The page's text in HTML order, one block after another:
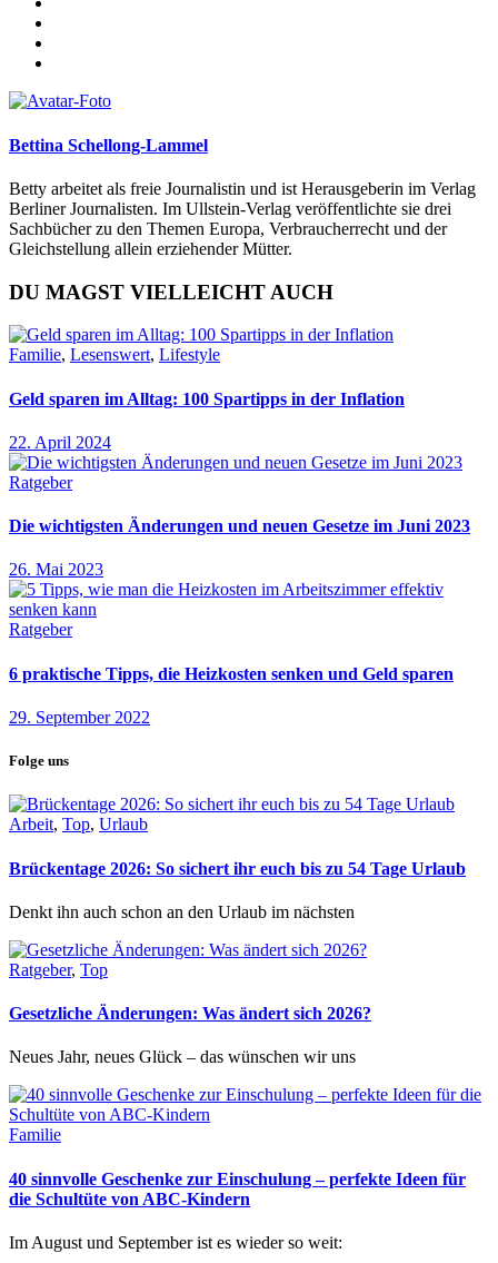
Bettina Schellong-Lammel
Betty arbeitet als freie Journalistin und ist Herausgeberin im Verlag
Berliner Journalisten. Im Ullstein-Verlag veröffentlichte sie drei
Sachbücher zu den Themen Europa, Verbraucherrecht und der
Gleichstellung allein erziehender Mütter.
DU MAGST VIELLEICHT AUCH
Familie, Lesenswert, Lifestyle
Geld sparen im Alltag: 100 Spartipps in der Inflation
22. April 2024
Ratgeber
Die wichtigsten Änderungen und neuen Gesetze im Juni 2023
26. Mai 2023
Ratgeber
6 praktische Tipps, die Heizkosten senken und Geld sparen
29. September 2022
Folge uns
Arbeit, Top, Urlaub
Brückentage 2026: So sichert ihr euch bis zu 54 Tage Urlaub
Denkt ihn auch schon an den Urlaub im nächsten
Ratgeber, Top
Gesetzliche Änderungen: Was ändert sich 2026?
Neues Jahr, neues Glück – das wünschen wir uns
Familie
40 sinnvolle Geschenke zur Einschulung – perfekte Ideen für
die Schultüte von ABC-Kindern
Im August und September ist es wieder so weit: